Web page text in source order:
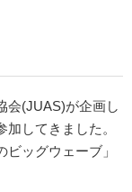
会(JUAS)が企画し
してきました。
ッグウェーブ」